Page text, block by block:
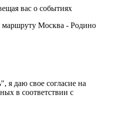
вас о событиях
маршруту Москва - Родино
я даю свое согласие на
в соответствии с